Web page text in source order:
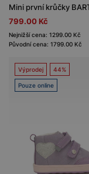
799.00 Kč
Nejnižší cena: 1299.00 Kč
Původní cena: 1799.00 Kč
Výprodej 44%
Pouze online